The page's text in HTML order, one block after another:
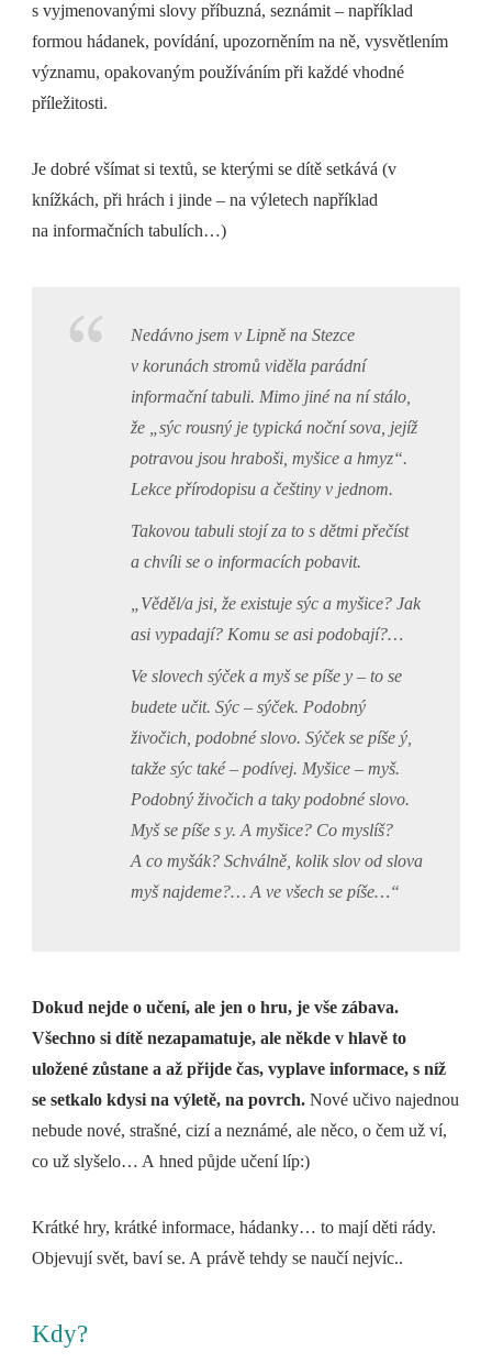
s vyjmenovanými slovy příbuzná, seznámit – například
formou hádanek, povídání, upozorněním na ně, vysvětlením
významu, opakovaným používáním při každé vhodné
příležitosti.
Je dobré všímat si textů, se kterými se dítě setkává (v
knížkách, při hrách i jinde – na výletech například
na informačních tabulích…)
Nedávno jsem v Lipně na Stezce
v korunách stromů viděla parádní
informační tabuli. Mimo jiné na ní stálo,
že „sýc rousný je typická noční sova, jejíž
potravou jsou hraboši, myšice a hmyz“.
Lekce přírodopisu a češtiny v jednom.
Takovou tabuli stojí za to s dětmi přečíst
a chvíli se o informacích pobavit.
„Věděl/a jsi, že existuje sýc a myšice? Jak
asi vypadají? Komu se asi podobají?…
Ve slovech sýček a myš se píšey – to se
budete učit. Sýc – sýček. Podobný
živočich, podobné slovo. Sýček se píše ý,
takže sýc také – podívej. Myšice – myš.
Podobný živočich a taky podobné slovo.
Myš se píše s y. A myšice? Co myslíš?
A co myšák? Schválně, kolik slov od slova
myš najdeme?… A ve všech se píše…“
Dokud nejde o učení, ale jen o hru, je vše zábava.
Všechno si dítě nezapamatuje, ale někde v hlavě to
uložené zůstane a až přijde čas, vyplave informace, s níž
se setkalo kdysi na výletě, na povrch. Nové učivo najednou
nebude nové, strašné, cizí a neznámé, ale něco, o čem už ví,
co už slyšelo… A hned půjde učení líp:)
Krátké hry, krátké informace, hádanky… to mají děti rády.
Objevují svět, baví se. A právě tehdy se naučí nejvíc..
Kdy?